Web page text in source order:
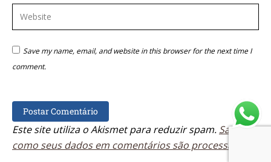
Website
Save my name, email, and website in this browser for the next time I
comment.
Postar Comentário
Este site utiliza o Akismet para reduzir spam. Saiba
como seus dados em comentários são processados